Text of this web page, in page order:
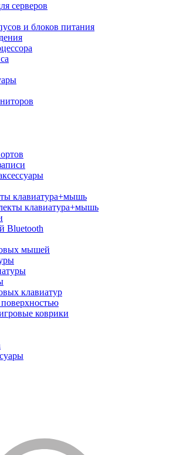
серверов
и блоков питания
клавиатура+мышь
клавиатура+мышь
Bluetooth
мышей
клавиатур
коврики